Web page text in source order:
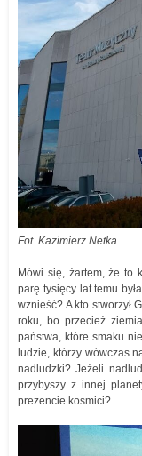
Fot. Kazimierz Netka.
Mówi się, żartem, że to
parę tysięcy lat temu
wznieść? A kto stworzył
roku, bo przecież
państwa, które smaku
ludzie, którzy wówczas
nadludzki? Jeżeli
przybyszy z innej
prezencie kosmici?